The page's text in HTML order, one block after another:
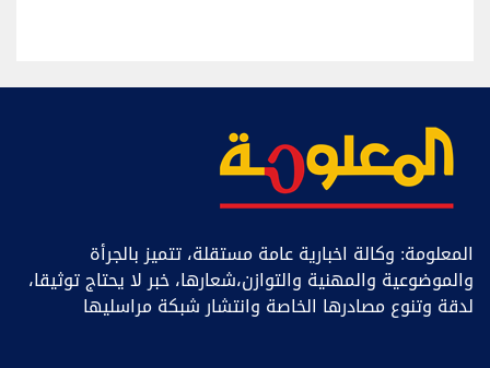
المعلومة: وكالة اخبارية عامة مستقلة، تتميز بالجرأة
والموضوعية والمهنية والتوازن،شعارها، خبر ﻻ يحتاج توثيقا،
لدقة وتنوع مصادرها الخاصة وانتشار شبكة مراسليها